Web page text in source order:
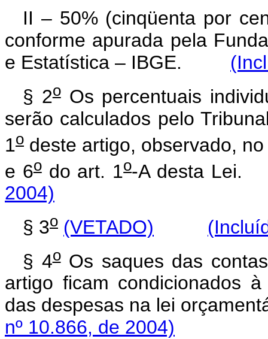
II – 50% (cinqüenta por
conforme apurada pela
e Estatística – IBGE.
§ 2oOs percentuais
serão calculados pelo
1o deste artigo, observado,
e 6odo art. 1o-A desta
2004)
§ 3o (VETADO)
§ 4oOs saques das
artigo ficam condicionados
das despesas na lei
nº 10.866, de 2004)